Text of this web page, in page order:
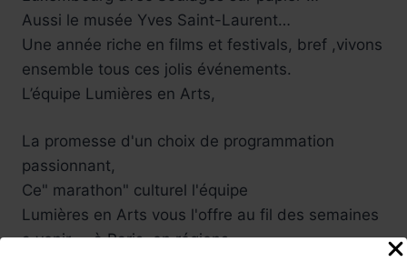
Aussi le musée Yves Saint-Laurent…
Une année riche en films et festivals, bref ,vivons
ensemble tous ces jolis événements.
L’équipe Lumières en Arts,
La promesse d'un choix de programmation
passionnant,
Ce" marathon" culturel l'équipe
Lumières en Arts vous l'offre au fil des semaines
a venir ....à Paris, en régions.